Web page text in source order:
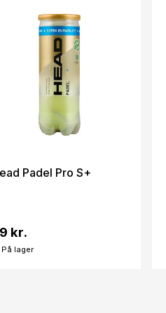
Padel Pro S+
kr.
På lager